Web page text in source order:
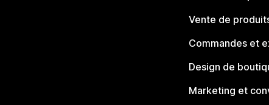
Vente de
Commandes et
Design de
Marketing et